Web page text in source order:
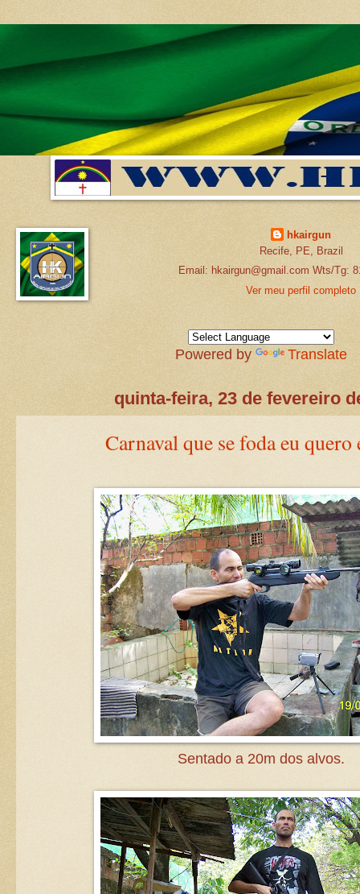
hkairgun
Recife, PE, Brazil
Email: hkairgun@gmail.com Wts/Tg:
Ver meu perfil completo
Powered by Translate
quinta-feira, 23 de fevereiro
Carnaval que se foda eu quero
Sentado a 20m dos alvos.